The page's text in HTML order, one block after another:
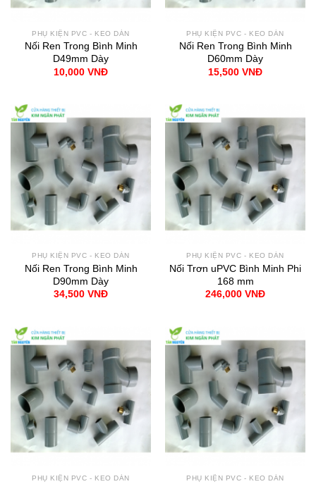
PHỤ KIỆN PVC - KEO DÁN
Nối Ren Trong Bình Minh
D49mm Dày
10,000 VNĐ
PHỤ KIỆN PVC - KEO DÁN
Nối Ren Trong Bình Minh
D60mm Dày
15,500 VNĐ
PHỤ KIỆN PVC - KEO DÁN
Nối Ren Trong Bình Minh
D90mm Dày
34,500 VNĐ
PHỤ KIỆN PVC - KEO DÁN
Nối Trơn uPVC Bình Minh Phi
168 mm
246,000 VNĐ
PHỤ KIỆN PVC - KEO DÁN PHỤ KIỆN PVC - KEO DÁN